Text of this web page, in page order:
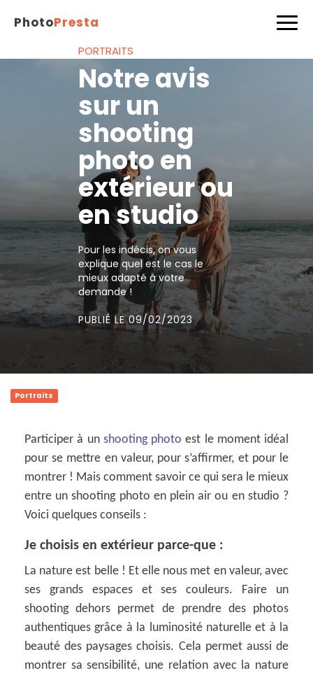
PhotoPresta
PORTRAITS
Notre avis
sur un
shooting
photo en
extérieur ou
en studio
Pour les indécis, on vous
explique quel est le cas le
mieux adapté à votre
demande !
PUBLIÉ LE 09/02/2023
Portraits
Participer à un shooting photo est le moment idéal
pour se mettre en valeur, pour s’affirmer, et pour le
montrer ! Mais comment savoir ce qui sera le mieux
entre un shooting photo en plein air ou en studio ?
Voici quelques conseils :
Je choisis en extérieur parce-que :
La nature est belle ! Et elle nous met en valeur, avec
ses grands espaces et ses couleurs. Faire un
shooting dehors permet de prendre des photos
authentiques grâce à la luminosité naturelle et à la
beauté des paysages choisis. Cela permet aussi de
montrer sa sensibilité, une relation avec la nature